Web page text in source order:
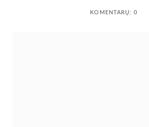
KOMENTARŲ: 0